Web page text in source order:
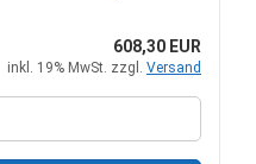
608,30 EUR
inkl. 19% MwSt. zzgl. Versand